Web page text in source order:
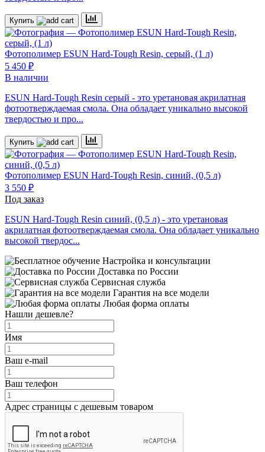
Купить
Фотополимер ESUN Hard-Tough Resin, серый, (1 л)
5 450 ₽
В наличии
ESUN Hard-Tough Resin серый - это уретановая акрилатная
фотоотверждаемая смола. Она обладает уникально высокой
твердостью и про...
Купить
Фотополимер ESUN Hard-Tough Resin, синий, (0,5 л)
3 550 ₽
Под заказ
ESUN Hard-Tough Resin синий, (0,5 л) - это уретановая
акрилатная фотоотверждаемая смола. Она обладает уникально
высокой твердос...
Настройка и консультации
Доставка по России
Сервисная служба
Гарантия на все модели
Любая форма оплаты
Нашли дешевле?
Имя
Ваш e-mail
Ваш телефон
Адрес страницы с дешевым товаром